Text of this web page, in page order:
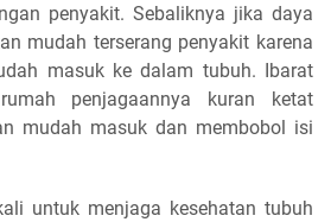
penyakit. Sebaliknya jika daya
mudah terserang penyakit karena
masuk ke dalam tubuh. Ibarat
penjagaannya kuran ketat
mudah masuk dan membobol isi
untuk menjaga kesehatan tubuh